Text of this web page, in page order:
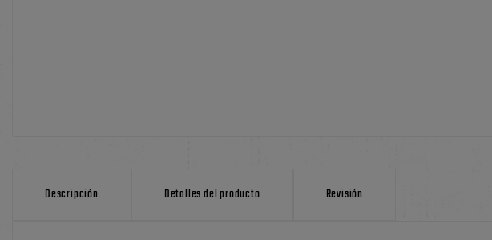
Descripción Detalles del producto Revisión